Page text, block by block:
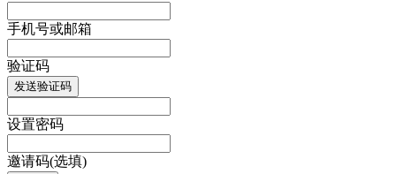
手机号或邮箱
验证码
发送验证码
设置密码
邀请码(选填)